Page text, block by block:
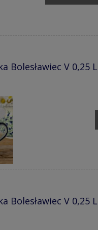
Bolesławiec V 0,25 L
Bolesławiec V 0,25 L